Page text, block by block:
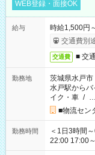
WEB登録・面接OK
給与
時給1,500円
交通費別
交通費 ■ 交
勤務地
茨城県水戸市
水戸駅からバ
イク・車 / …
■物流セン
勤務時間
＜1日3時間～OK！＞ ▼ 例えば… ▼
22:00 17:00～22:00 など こちら
ださい！